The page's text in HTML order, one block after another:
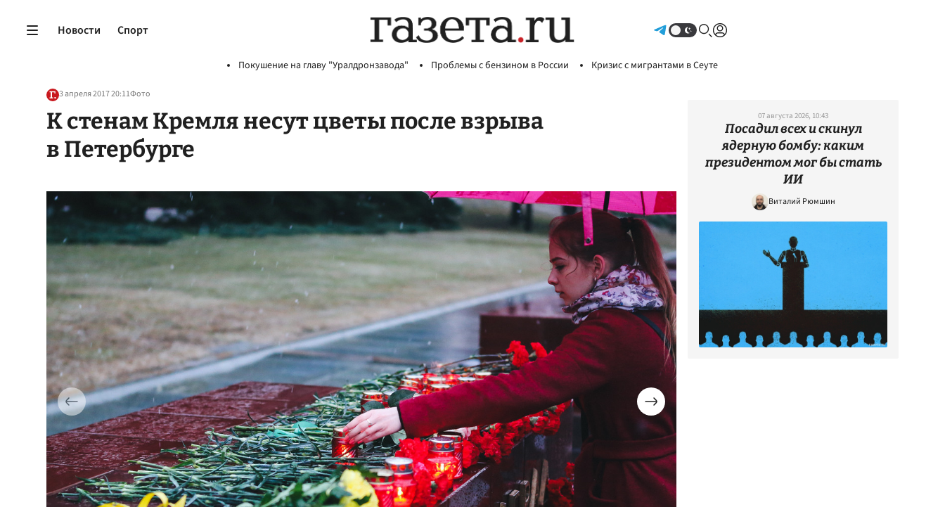
Новости Спорт
Покушение на главу "Уралдронзавода" Проблемы с бензином в России Кризис с мигрантами в Сеуте
3 апреля 2017 20:11Фото
К стенам Кремля несут цветы после взрыва
в Петербурге
07 августа 2026, 10:43
Посадил всех и скинул
ядерную бомбу: каким
президентом мог бы стать
ИИ
Виталий Рюмшин